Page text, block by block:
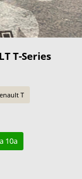
T-Series
T
10а